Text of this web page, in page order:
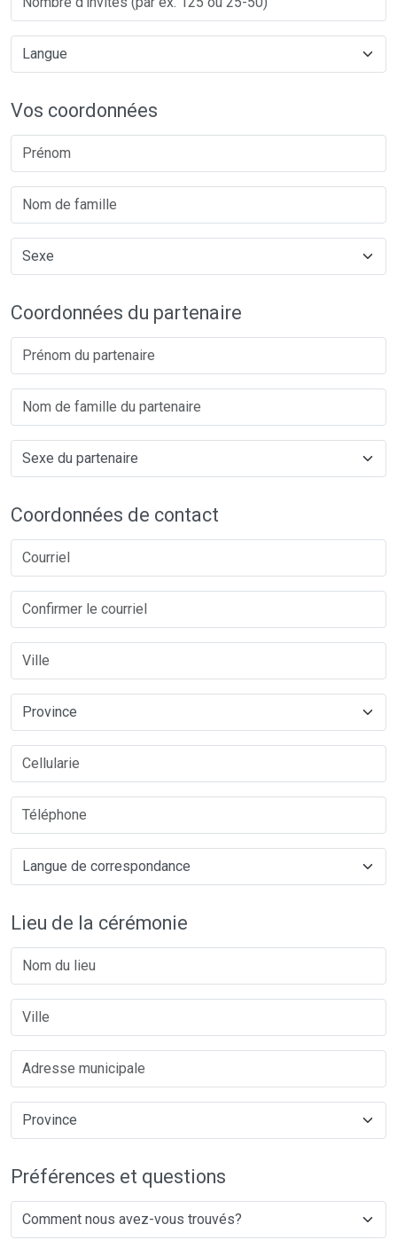
Vos coordonnées
Coordonnées du partenaire
Coordonnées de contact
Lieu de la cérémonie
Préférences et questions